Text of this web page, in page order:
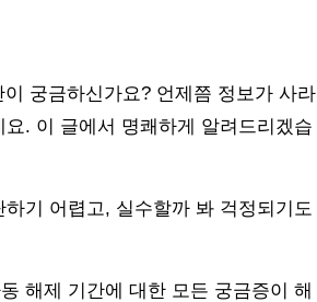
궁금하신가요? 언제쯤 정보가 사라
. 이 글에서 명쾌하게 알려드리겠습
기 어렵고, 실수할까 봐 걱정되기도
해제 기간에 대한 모든 궁금증이 해